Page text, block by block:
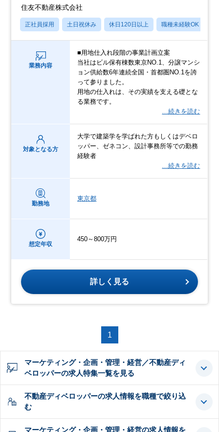
住友不動産株式会社
正社員採用 土日祝休み 休日120日以上 職種未経験OK
業務内容
■用地仕入れ段階の事業計画立案
当社はビル保有棟数東京NO.1、分譲マンシ
ョン供給数6年連続全国・首都圏NO.1を誇
って参りました。
用地の仕入れは、その実績を支える礎とな
る業務です。
…続きを読む
対象となる方
大学で建築学を学ばれた方もしくはデベロ
ッパー、ゼネコン、設計事務所等での勤務
経験者
…続きを読む
勤務地
東京都
想定年収
450～800万円
詳しく見る
1
マーケティング・企画・管理・経営／不動産ディ
ベロッパーの求人特集一覧を見る
不動産ディベロッパーの求人情報を職種で絞り込
む
マーケティング・企画・管理・経営の求人情報を